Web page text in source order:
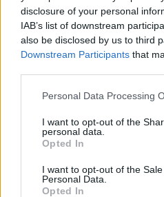
disclosure of your personal
IAB’s list of downstream
also be disclosed by us to third
Downstream Participants that
Personal Data Processing
I want to opt-out of the
personal data.
Opted In
I want to opt-out of the
Personal Data.
Opted In